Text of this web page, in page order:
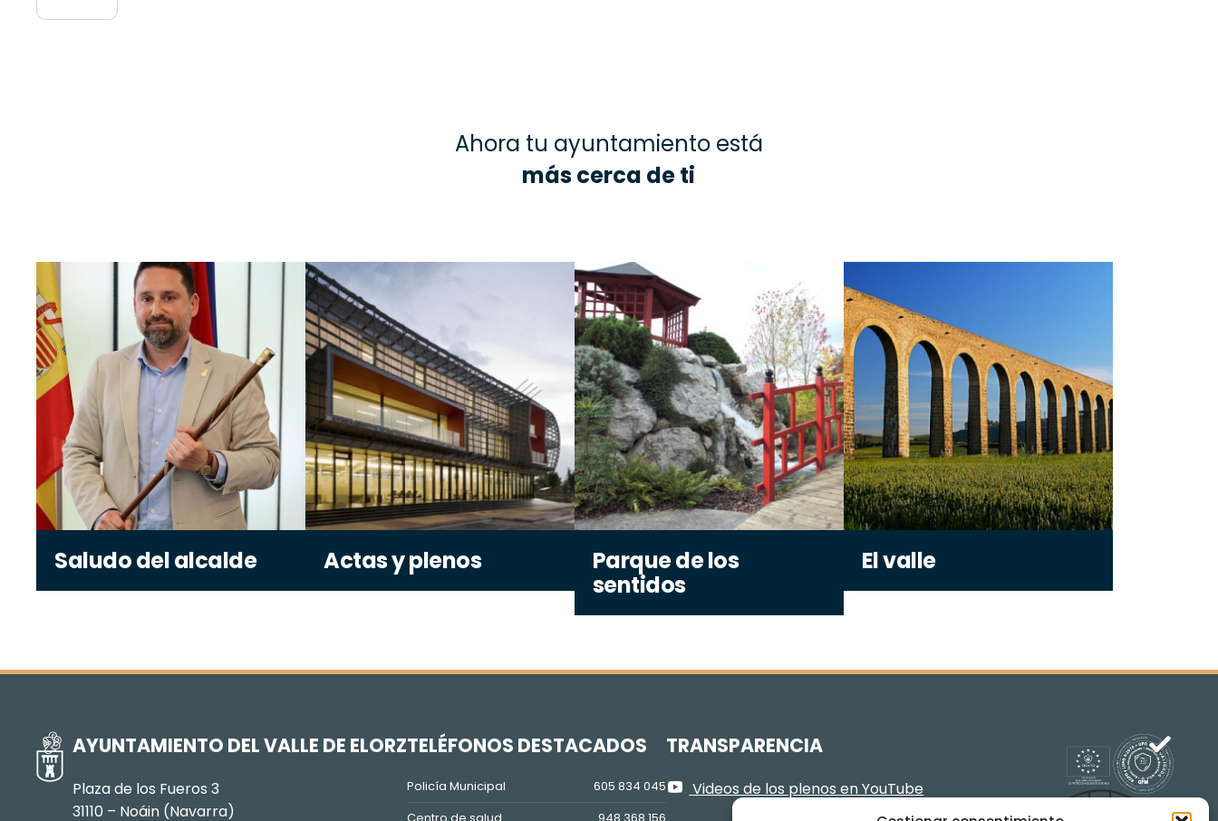
Ahora tu ayuntamiento está
más cerca de ti
Saludo del alcalde Actas y plenos
Parque de los
sentidos
El valle
AYUNTAMIENTO DEL VALLE DE ELORZ
Plaza de los Fueros 3
31110 – Noáin (Navarra)
TELÉFONOS DESTACADOS
Policía Municipal
605 834 045
TRANSPARENCIA
Videos de los plenos en YouTube